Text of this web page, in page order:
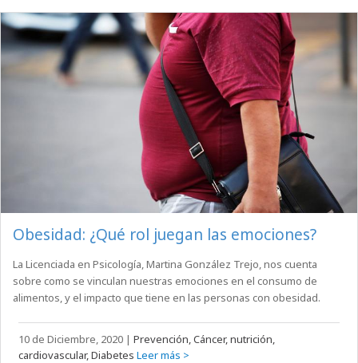
Obesidad: ¿Qué rol juegan las emociones?
La Licenciada en Psicología, Martina González Trejo, nos cuenta
sobre como se vinculan nuestras emociones en el consumo de
alimentos, y el impacto que tiene en las personas con obesidad.
10 de Diciembre, 2020 |Prevención, Cáncer, nutrición,
cardiovascular, Diabetes Leer más >